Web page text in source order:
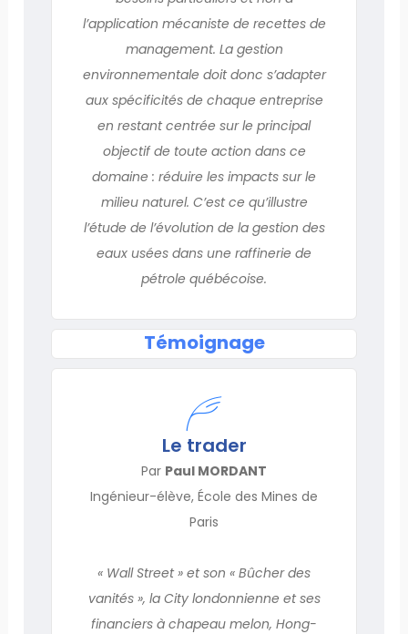
l’application mécaniste de recettes de
management. La gestion
environnementale doit donc s’adapter
aux spécificités de chaque entreprise
en restant centrée sur le principal
objectif de toute action dans ce
domaine : réduire les impacts sur le
milieu naturel. C’est ce qu’illustre
l’étude de l’évolution de la gestion des
eaux usées dans une raffinerie de
pétrole québécoise.
Témoignage
Le trader
Par Paul MORDANT
Ingénieur-élève, École des Mines de
Paris
« Wall Street » et son « Bûcher des
vanités », la City londonnienne et ses
financiers à chapeau melon, Hong-